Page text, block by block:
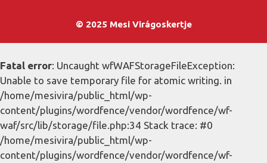
© 2025 Mesi Virágoskertje
Fatal error: Uncaught wfWAFStorageFileException:
Unable to save temporary file for atomic writing. in
/home/mesivira/public_html/wp-
content/plugins/wordfence/vendor/wordfence/wf-
waf/src/lib/storage/file.php:34 Stack trace: #0
/home/mesivira/public_html/wp-
content/plugins/wordfence/vendor/wordfence/wf-